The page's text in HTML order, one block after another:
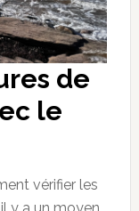
de
le
vérifier les